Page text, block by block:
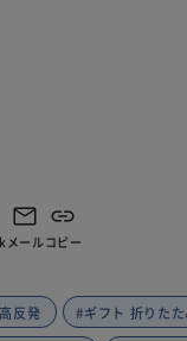
メールコピー
反発 #ギフト 折りたた